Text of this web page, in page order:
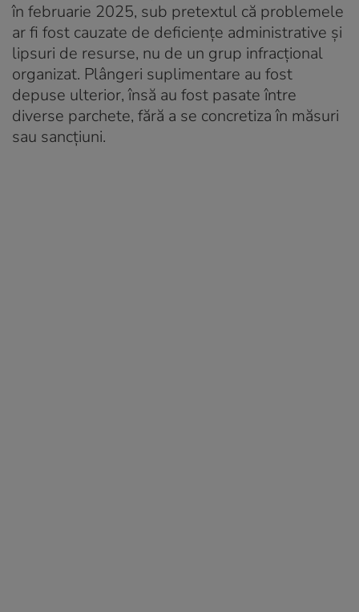
în februarie 2025, sub pretextul că problemele
ar fi fost cauzate de deficiențe administrative și
lipsuri de resurse, nu de un grup infracțional
organizat. Plângeri suplimentare au fost
depuse ulterior, însă au fost pasate între
diverse parchete, fără a se concretiza în măsuri
sau sancțiuni.